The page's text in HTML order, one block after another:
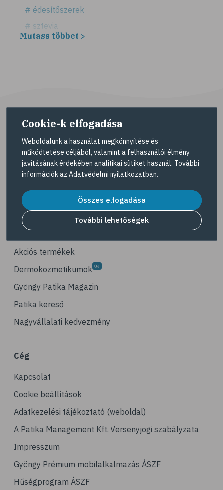
# édesítőszerek
# sztevia
# fogadalom
# életmódváltás
# célkitűzés
# étkezési napló
# hal
# egészséges táplálkozás
# reuma
# ízületi fájdalom
# ízületek
# porckopás
# csonttörés
# mozgásszervi problémák
# köszvény
# ínhüvelygyulladás
# tél
Mutass többet >
A Gyöngy gyógyszertárat közforgalmú
gyógyszertárként üzemeltető egyes gazdasági
társaságok felelnek az adott gyógyszertár
elérhetőségeit a
Gyógyszertár kereső oldalon
tekintheti meg.
Navigáció
Akciós termékek
Dermokozmetikumok
Gyöngy Patika Magazin
Patika kereső
Nagyvállalati kedvezmény
Cég
Kapcsolat
Cookie beállítások
Adatkezelési tájékoztató (weboldal)
A Patika Management Kft. Versenyjogi szabályzata
Impresszum
Gyöngy Prémium mobilalkalmazás ÁSZF
Hűségprogram ÁSZF
Cookie-k elfogadása
Weboldalunk a használat megkönnyítése és
működtetése céljából, valamint a felhasználói élmény
javításának érdekében analitikai sütiket használ. További
információk az Adatvédelmi nyilatkozatban.
Összes elfogadása
További lehetőségek